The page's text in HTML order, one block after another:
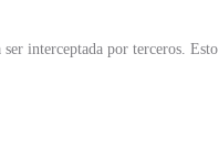
interceptada por terceros. Esto